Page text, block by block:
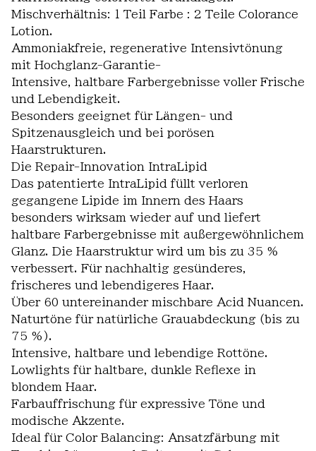
Mischverhältnis: 1 Teil Farbe : 2 Teile Colorance
Lotion.
Ammoniakfreie, regenerative Intensivtönung
mit Hochglanz-Garantie-
Intensive, haltbare Farbergebnisse voller Frische
und Lebendigkeit.
Besonders geeignet für Längen- und
Spitzenausgleich und bei porösen
Haarstrukturen.
Die Repair-Innovation IntraLipid
Das patentierte IntraLipid füllt verloren
gegangene Lipide im Innern des Haars
besonders wirksam wieder auf und liefert
haltbare Farbergebnisse mit außergewöhnlichem
Glanz. Die Haarstruktur wird um bis zu 35 %
verbessert. Für nachhaltig gesünderes,
frischeres und lebendigeres Haar.
Über 60 untereinander mischbare Acid Nuancen.
Naturtöne für natürliche Grauabdeckung (bis zu
75 %).
Intensive, haltbare und lebendige Rottöne.
Lowlights für haltbare, dunkle Reflexe in
blondem Haar.
Farbauffrischung für expressive Töne und
modische Akzente.
Ideal für Color Balancing: Ansatzfärbung mit